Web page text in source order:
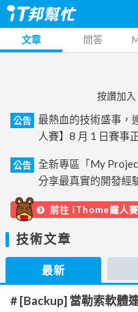
文章 問答
按讚加
公告
最熱血的技術盛事，
人賽】8 月 1 日賽事
公告
全新專區「My
分享最真實的開發經
前往 iThome鐵人賽
技術文章
最新
# [Backup] 當勒索軟體